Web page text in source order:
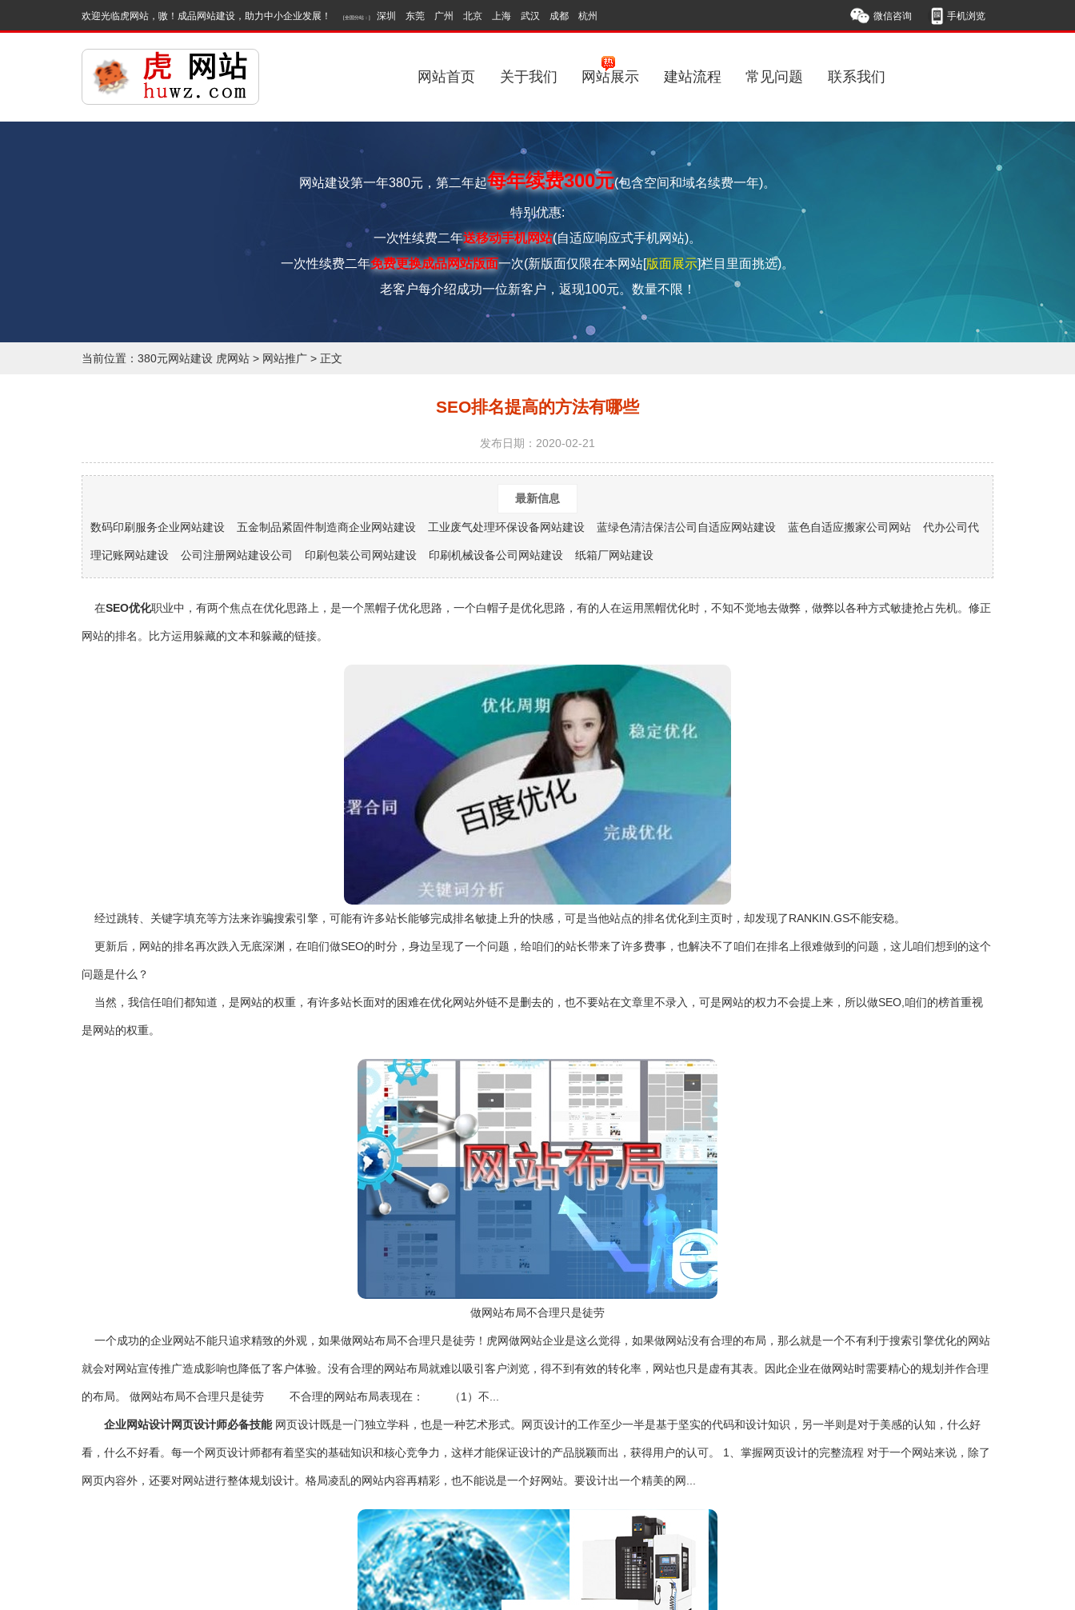
欢迎光临虎网站，嗷！成品网站建设，助力中小企业发展！ [全国分站：] 深圳 东莞 广州 北京 上海 武汉 成都
杭州
微信咨询 手机浏览
网站首页 关于我们 网站展示 建站流程 常见问题 联系我们
网站建设第一年380元，第二年起每年续费300元(包含空间和域名续费一年)。
特别优惠:
一次性续费二年送移动手机网站(自适应响应式手机网站)。
一次性续费二年免费更换成品网站版面一次(新版面仅限在本网站[版面展示]栏目里面挑选)。
老客户每介绍成功一位新客户，返现100元。 数量不限！
当前位置： 380元网站建设 虎网站 > 网站推广 > 正文
SEO排名提高的方法有哪些
发布日期：2020-02-21
最新信息
数码印刷服务企业网站建设 五金制品紧固件制造商企业网站建设 工业废气处理环保设备网站建设 蓝绿色清洁保洁公司自适应网站建设 蓝色自适应搬家公司网站 代办公司代
理记账网站建设 公司注册网站建设公司 印刷包装公司网站建设 印刷机械设备公司网站建设 纸箱厂网站建设
在SEO优化职业中，有两个焦点在优化思路上，是一个黑帽子优化思路，一个白帽子是优化思路，有的人在运用黑帽优化时，不知不觉地去做弊，做弊以各种方式敏捷抢占先机。修正
网站的排名。比方运用躲藏的文本和躲藏的链接。
经过跳转、关键字填充等方法来诈骗搜索引擎，可能有许多站长能够完成排名敏捷上升的快感，可是当他站点的排名优化到主页时，却发现了RANKIN.GS不能安稳。
更新后，网站的排名再次跌入无底深渊，在咱们做SEO的时分，身边呈现了一个问题，给咱们的站长带来了许多费事，也解决不了咱们在排名上很难做到的问题，这儿咱们想到的这个
问题是什么？
当然，我信任咱们都知道，是网站的权重，有许多站长面对的困难在优化网站外链不是删去的，也不要站在文章里不录入，可是网站的权力不会提上来，所以做SEO,咱们的榜首重视
是网站的权重。
做网站布局不合理只是徒劳
一个成功的企业网站不能只追求精致的外观，如果做网站布局不合理只是徒劳！虎网做网站企业是这么觉得，如果做网站没有合理的布局，那么就是一个不有利于搜索引擎优化的网站
就会对网站宣传推广造成影响也降低了客户体验。没有合理的网站布局就难以吸引客户浏览，得不到有效的转化率，网站也只是虚有其表。因此企业在做网站时需要精心的规划并作合理
的布局。 做网站布局不合理只是徒劳 不合理的网站布局表现在： （1）不...
企业网站设计网页设计师必备技能网页设计既是一门独立学科，也是一种艺术形式。网页设计的工作至少一半是基于坚实的代码和设计知识，另一半则是对于美感的认知，什么好
看，什么不好看。每一个网页设计师都有着坚实的基础知识和核心竞争力，这样才能保证设计的产品脱颖而出，获得用户的认可。 1、掌握网页设计的完整流程 对于一个网站来说，除了
网页内容外，还要对网站进行整体规划设计。格局凌乱的网站内容再精彩，也不能说是一个好网站。要设计出一个精美的网...